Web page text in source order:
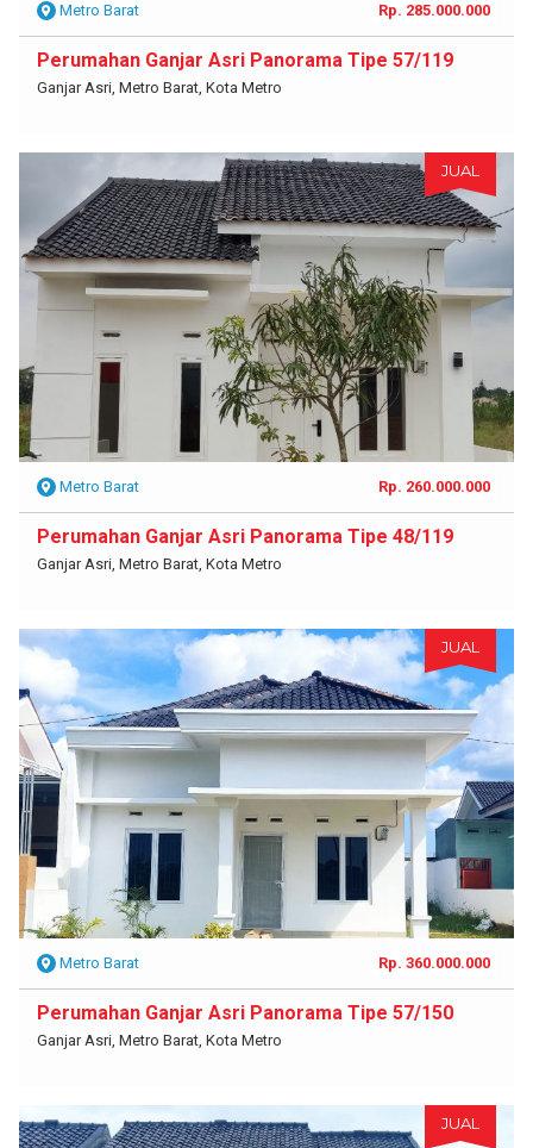
Metro Barat Rp. 285.000.000
Perumahan Ganjar Asri Panorama Tipe 57/119
Ganjar Asri, Metro Barat, Kota Metro
JUAL
Metro Barat Rp. 260.000.000
Perumahan Ganjar Asri Panorama Tipe 48/119
Ganjar Asri, Metro Barat, Kota Metro
JUAL
Metro Barat Rp. 360.000.000
Perumahan Ganjar Asri Panorama Tipe 57/150
Ganjar Asri, Metro Barat, Kota Metro
JUAL